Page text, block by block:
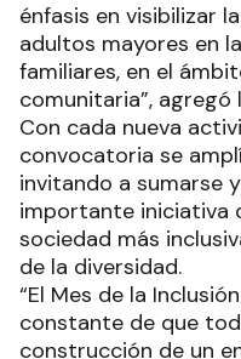
énfasis en visibilizar
adultos mayores en
familiares, en el
comunitaria”, agregó
Con cada nueva
convocatoria se
invitando a sumarse
importante iniciativa
sociedad más
de la diversidad.
“El Mes de la
constante de que
construcción de un